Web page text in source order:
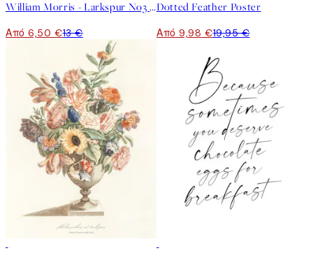
William Morris - Larkspur No3 Poster
Από 6,50 €13 €
Dotted Feather Poster
Από 9,98 €19,95 €